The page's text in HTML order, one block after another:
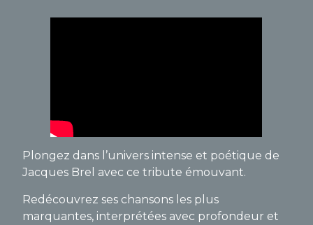
Plongez dans l’univers intense et poétique de
Jacques Brel avec ce tribute émouvant.
Redécouvrez ses chansons les plus
marquantes, interprétées avec profondeur et